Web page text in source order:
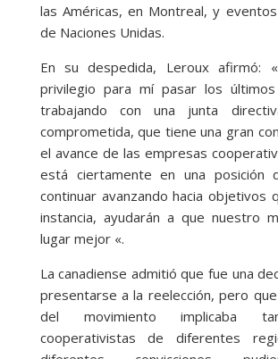
las Américas, en Montreal, y
de Naciones Unidas.
En su despedida, Leroux afirmó:
privilegio para mí pasar los
trabajando con una junta
comprometida, que tiene una gran
el avance de las empresas
está ciertamente en una posición
continuar avanzando hacia objetivos
instancia, ayudarán a que nuestro
lugar mejor «.
La canadiense admitió que fue una
presentarse a la reelección, pero
del movimiento implicaba
cooperativistas de diferentes